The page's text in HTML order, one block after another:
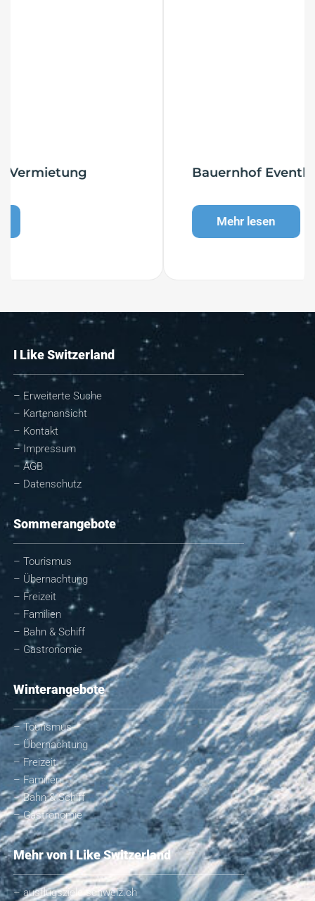
Bauernhof Eventlocation
I Like Switzerland
– Erweiterte Suche
– Kartenansicht
– Kontakt
– Impressum
– AGB
– Datenschutz
Sommerangebote
– Tourismus
– Übernachtung
– Freizeit
– Familien
– Bahn & Schiff
– Gastronomie
Winterangebote
– Tourismus
– Übernachtung
– Freizeit
– Familien
– Bahn & Schiff
– Gastronomie
Mehr von I Like Switzerland
– ausflugsziele-schweiz.ch